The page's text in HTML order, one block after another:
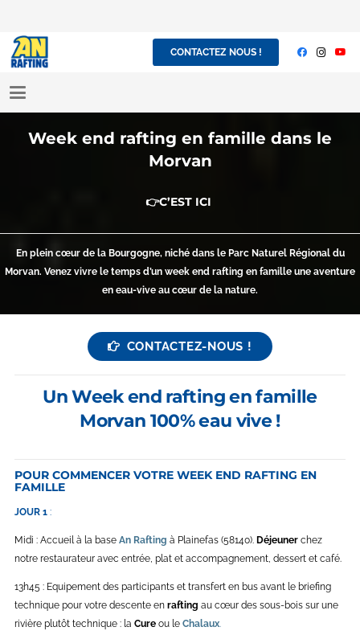
CONTACTEZ NOUS !
Week end rafting en famille dans le
Morvan
👉C’EST ICI
En plein cœur de la Bourgogne, niché dans le Parc Naturel Régional du
Morvan. Venez vivre le temps d’un week end rafting en famille une aventure
en eau-vive au cœur de la nature.
CONTACTEZ-NOUS !
Un Week end rafting en famille
Morvan 100% eau vive !
POUR COMMENCER VOTRE WEEK END RAFTING EN
FAMILLE
JOUR 1 :
Midi : Accueil à la base An Rafting à Plainefas (58140). Déjeuner chez
notre restaurateur avec entrée, plat et accompagnement, dessert et café.
13h45 : Equipement des participants et transfert en bus avant le briefing
technique pour votre descente en rafting au cœur des sous-bois sur une
rivière plutôt technique : la Cure ou le Chalaux.